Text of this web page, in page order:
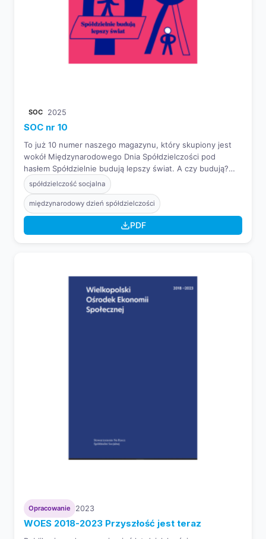
SOC 2025
SOC nr 10
To już 10 numer naszego magazynu, który skupiony jest
wokół Międzynarodowego Dnia Spółdzielczości pod
hasłem Spółdzielnie budują lepszy świat. A czy budują?
Przekonajcie się sami!
spółdzielczość socjalna
międzynarodowy dzień spółdzielczości
PDF
Opracowanie 2023
WOES 2018-2023 Przyszłość jest teraz